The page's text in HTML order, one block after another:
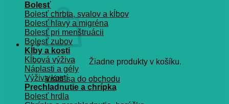
Žiadne produkty v košíku.
Vrátiť sa do obchodu
Bolesť
Bolesť chrbta, svalov a kĺbov
Bolesť hlavy a migréna
Bolesť pri menštruácii
Bolesť zubov
Kĺby a kosti
Kĺbová výživa
Náplasti a gély
Výživa kostí
Prechladnutie a chrípka
Bolesť hrdla